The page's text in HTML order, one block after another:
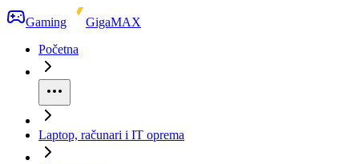
Gaming
GigaMAX
Početna
Laptop, računari i IT oprema